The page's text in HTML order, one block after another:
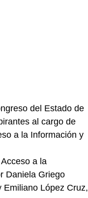
del Estado de
al cargo de
a la Información y
a la
Daniela Griego
Emiliano López Cruz,